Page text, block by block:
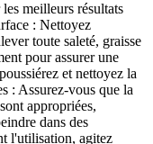
meilleurs résultats
: Nettoyez
toute saleté, graisse
pour assurer une
et nettoyez la
: Assurez-vous que la
appropriées,
dans des
l'utilisation, agitez